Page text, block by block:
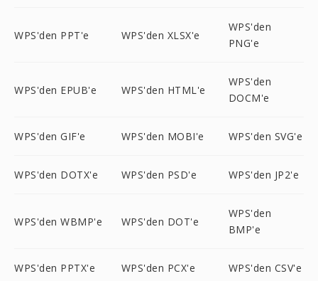
WPS'den PPT'e WPS'den XLSX'e
WPS'den
PNG'e
WPS'den EPUB'e WPS'den HTML'e
WPS'den
DOCM'e
WPS'den GIF'e WPS'den MOBI'e WPS'den SVG'e
WPS'den DOTX'e WPS'den PSD'e WPS'den JP2'e
WPS'den WBMP'e WPS'den DOT'e
WPS'den
BMP'e
WPS'den PPTX'e WPS'den PCX'e WPS'den CSV'e